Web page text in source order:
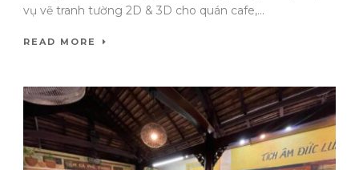
vụ vẽ tranh tường 2D & 3D cho quán cafe,...
READ MORE